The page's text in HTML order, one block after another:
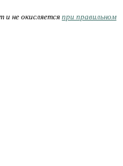
и не окисляется при правильном